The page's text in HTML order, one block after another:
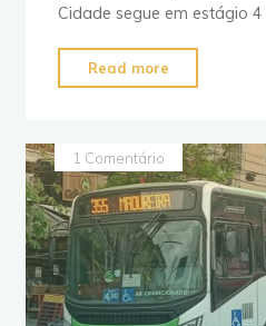
Cidade segue em estágio
Read more
no
e
os
impactos
na
mobilidade:
estações
do
1 Comentário